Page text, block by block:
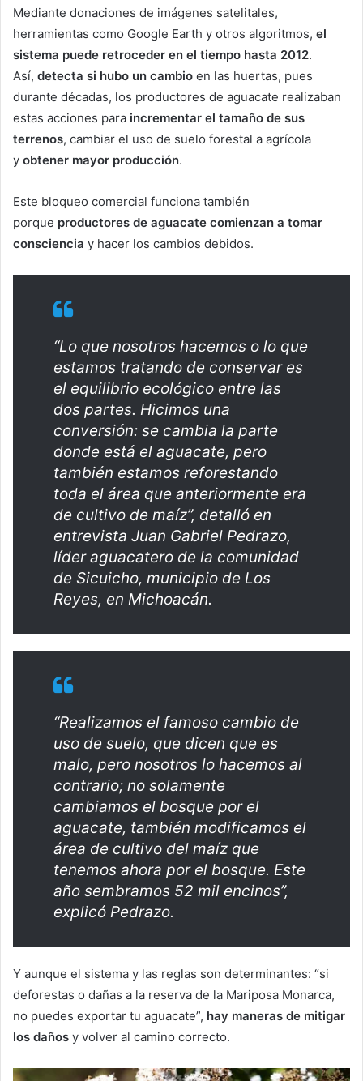
Mediante donaciones de imágenes satelitales,
herramientas como Google Earth y otros algoritmos, el
sistema puede retroceder en el tiempo hasta 2012.
Así, detecta si hubo un cambio en las huertas, pues
durante décadas, los productores de aguacate realizaban
estas acciones para incrementar el tamaño de sus
terrenos, cambiar el uso de suelo forestal a agrícola
y obtener mayor producción.
Este bloqueo comercial funciona también
porque productores de aguacate comienzan a tomar
consciencia y hacer los cambios debidos.
“Lo que nosotros hacemos o lo que
estamos tratando de conservar es
el equilibrio ecológico entre las
dos partes. Hicimos una
conversión: se cambia la parte
donde está el aguacate, pero
también estamos reforestando
toda el área que anteriormente era
de cultivo de maíz”, detalló en
entrevista Juan Gabriel Pedrazo,
líder aguacatero de la comunidad
de Sicuicho, municipio de Los
Reyes, en Michoacán.
“Realizamos el famoso cambio de
uso de suelo, que dicen que es
malo, pero nosotros lo hacemos al
contrario; no solamente
cambiamos el bosque por el
aguacate, también modificamos el
área de cultivo del maíz que
tenemos ahora por el bosque. Este
año sembramos 52 mil encinos”,
explicó Pedrazo.
Y aunque el sistema y las reglas son determinantes: “si
deforestas o dañas a la reserva de la Mariposa Monarca,
no puedes exportar tu aguacate”, hay maneras de mitigar
los daños y volver al camino correcto.